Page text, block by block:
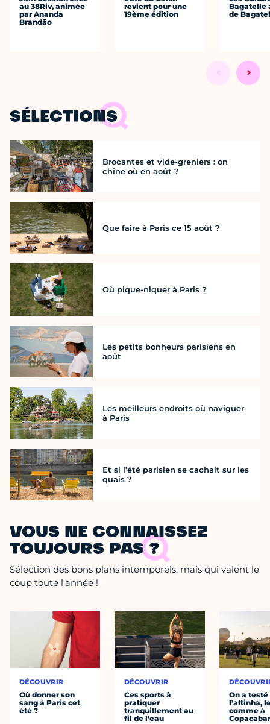
au 38Riv, animée
par Ananda
Brandão
revient pour une
19ème édition
Bagatelle
de
SÉLECTIONS
Brocantes et vide-greniers : on
chine où en août ?
Que faire à Paris ce 15 août ?
Où pique-niquer à Paris ?
Les petits bonheurs parisiens en
août
Les meilleurs endroits où naviguer
à Paris
Et si l’été parisien se cachait sur les
quais ?
VOUS NE CONNAISSEZ
TOUJOURS PAS ?
Sélection des bons plans intemporels, mais qui valent le
coup toute l'année !
DÉCOUVRIR
Où donner son
sang à Paris cet
été ?
DÉCOUVRIR
Ces sports à
pratiquer
tranquillement au
fil de l’eau
On a testé
l’altinha,
comme à